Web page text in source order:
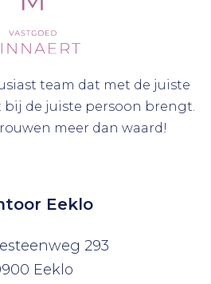
team dat met de juiste
de juiste persoon brengt.
meer dan waard!
Eeklo
293
Eeklo